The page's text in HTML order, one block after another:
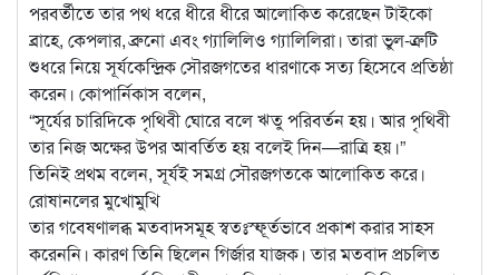
পরবর্তীতে তার পথ ধরে ধীরে ধীরে আলোকিত করেছেন টাইকো
ব্রাহে, কেপলার, ব্রুনো এবং গ্যালিলিও গ্যালিলিরা। তারা ভুল-ত্রুটি
শুধরে নিয়ে সূর্যকেন্দ্রিক সৌরজগতের ধারণাকে সত্য হিসেবে প্রতিষ্ঠা
করেন। কোপার্নিকাস বলেন,
“সূর্যের চারিদিকে পৃথিবী ঘোরে বলে ঋতু পরিবর্তন হয়। আর পৃথিবী
তার নিজ অক্ষের উপর আবর্তিত হয় বলেই দিন—রাত্রি হয়।”
তিনিই প্রথম বলেন, সূর্যই সমগ্র সৌরজগতকে আলোকিত করে।
রোষানলের মুখোমুখি
তার গবেষণালব্ধ মতবাদসমূহ স্বতঃস্ফূর্তভাবে প্রকাশ করার সাহস
করেননি। কারণ তিনি ছিলেন গির্জার যাজক। তার মতবাদ প্রচলিত